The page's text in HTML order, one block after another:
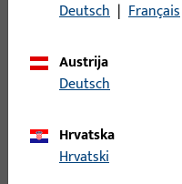
Prijavite se podacima
Deutsch | Français
Austrija
Deutsch
Hrvatska
Hrvatski